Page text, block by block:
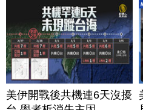
美伊開戰後共機連6天沒擾